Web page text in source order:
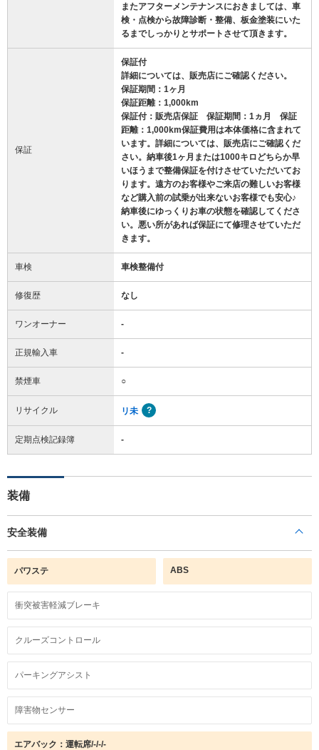
またアフターメンテナンスにおきましては、車
検・点検から故障診断・整備、板金塗装にいた
るまでしっかりとサポートさせて頂きます。
保証
保証付
詳細については、販売店にご確認ください。
保証期間：1ヶ月
保証距離：1,000km
保証付：販売店保証 保証期間：1ヵ月 保証
距離：1,000km保証費用は本体価格に含まれて
います。詳細については、販売店にご確認くだ
さい。納車後1ヶ月または1000キロどちらか早
いほうまで整備保証を付けさせていただいてお
ります。遠方のお客様やご来店の難しいお客様
など購入前の試乗が出来ないお客様でも安心♪
納車後にゆっくりお車の状態を確認してくださ
い。悪い所があれば保証にて修理させていただ
きます。
車検 車検整備付
修復歴 なし
ワンオーナー -
正規輸入車 -
禁煙車 ○
リサイクル リ未
定期点検記録簿 -
装備
安全装備
パワステ ABS
衝突被害軽減ブレーキ
クルーズコントロール
パーキングアシスト
障害物センサー
エアバック：運転席/-/-/-